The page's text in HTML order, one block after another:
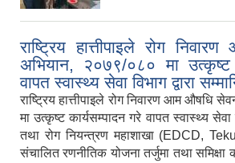
राष्ट्रिय हात्तीपाइले रोग
अभियान, २०७९/०८० मा उत्कृष्ट
वापत स्वास्थ्य सेवा विभाग द्वारा
राष्ट्रिय हात्तीपाइले रोग निवारण आम औषधि
मा उत्कृष्ट कार्यसम्पादन गरे वापत स्वास्थ्य सेवा
तथा रोग नियन्त्रण महाशाखा (EDCD,
संचालित रणनीतिक योजना तर्जुमा तथा समिक्षा